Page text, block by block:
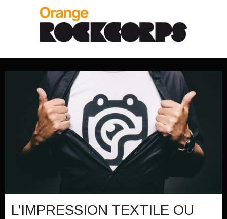
L’IMPRESSION TEXTILE OU